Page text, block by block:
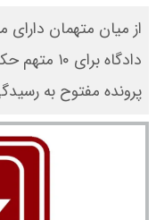
از میان متهمان
دادگاه
پرونده مفتوح به